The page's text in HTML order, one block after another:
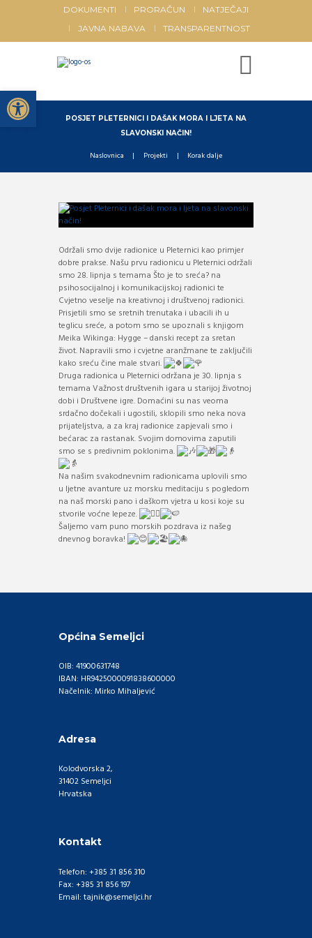
Open toolbar
DOKUMENTI PRORAČUN
NATJEČAJI
JAVNA NABAVA
TRANSPARENTNOST
POSJET PLETERNICI I DAŠAK MORA I LJETA NA
SLAVONSKI NAČIN!
Naslovnica Projekti Korak dalje
Održali smo dvije radionice u Pleternici kao primjer
dobre prakse. Našu prvu radionicu u Pleternici održali
smo 28. lipnja s temama Što je to sreća? na
psihosocijalnoj i komunikacijskoj radionici te
Cvjetno veselje na kreativnoj i društvenoj radionici.
Prisjetili smo se sretnih trenutaka i ubacili ih u
teglicu sreće, a potom smo se upoznali s knjigom
Meika Wikinga: Hygge – danski recept za sretan
život. Napravili smo i cvjetne aranžmane te zaključili
kako sreću čine male stvari.
Druga radionica u Pleternici održana je 30. lipnja s
temama Važnost društvenih igara u starijoj životnoj
dobi i Društvene igre. Domaćini su nas veoma
srdačno dočekali i ugostili, sklopili smo neka nova
prijateljstva, a za kraj radionice zapjevali smo i
bećarac za rastanak. Svojim domovima zaputili
smo se s predivnim poklonima.
Na našim svakodnevnim radionicama uplovili smo
u ljetne avanture uz morsku meditaciju s pogledom
na naš morski pano i daškom vjetra u kosi koje su
stvorile voćne lepeze.
Šaljemo vam puno morskih pozdrava iz našeg
dnevnog boravka!
Općina Semeljci
OIB: 41900631748
IBAN: HR9425000091838600000
Načelnik: Mirko Mihaljević
Adresa
Kolodvorska 2,
31402 Semeljci
Hrvatska
Kontakt
Telefon: +385 31 856 310
Fax: +385 31 856 197
Email: tajnik@semeljci.hr